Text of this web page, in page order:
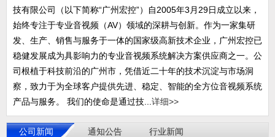
技有限公司（以下简称“广州宏控”）自2005年3月29日成立以来，
始终专注于专业音视频（AV）领域的深耕与创新。作为一家集研
发、生产、销售与服务于一体的国家级高新技术企业，广州宏控已
稳健发展成为具影响力的专业音视频系统解决方案供应商之一。公
司根植于科技前沿的广州市，凭借近二十年的技术沉淀与市场洞
察，致力于为全球客户提供先进、稳定、智能的全方位音视频系统
产品与服务。 我们的使命是通过技... 详细>>
公司新闻 通知公告 行业新闻